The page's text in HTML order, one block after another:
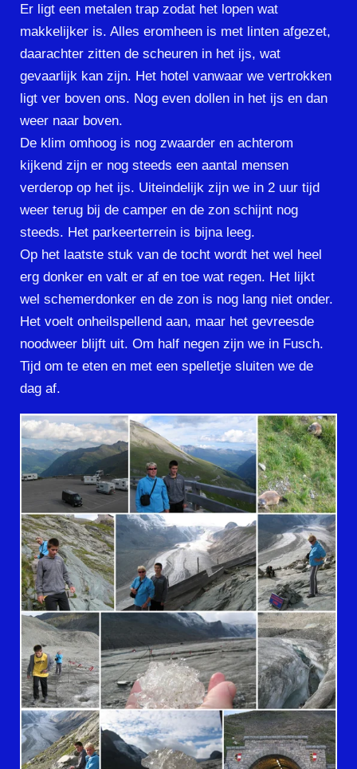
Er ligt een metalen trap zodat het lopen wat
makkelijker is. Alles eromheen is met linten afgezet,
daarachter zitten de scheuren in het ijs, wat
gevaarlijk kan zijn. Het hotel vanwaar we vertrokken
ligt ver boven ons. Nog even dollen in het ijs en dan
weer naar boven.
De klim omhoog is nog zwaarder en achterom
kijkend zijn er nog steeds een aantal mensen
verderop op het ijs. Uiteindelijk zijn we in 2 uur tijd
weer terug bij de camper en de zon schijnt nog
steeds. Het parkeerterrein is bijna leeg.
Op het laatste stuk van de tocht wordt het wel heel
erg donker en valt er af en toe wat regen. Het lijkt
wel schemerdonker en de zon is nog lang niet onder.
Het voelt onheilspellend aan, maar het gevreesde
noodweer blijft uit. Om half negen zijn we in Fusch.
Tijd om te eten en met een spelletje sluiten we de
dag af.